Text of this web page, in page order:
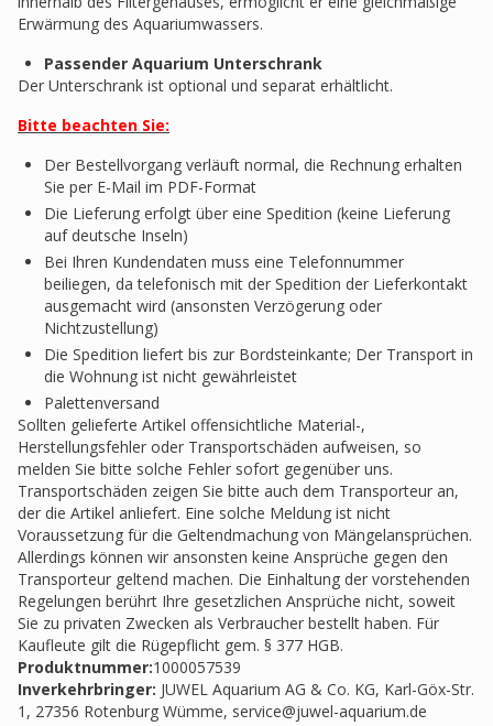
Erwärmung des Aquariumwassers.
Passender Aquarium Unterschrank
Der Unterschrank ist optional und separat erhältlicht.
Bitte beachten Sie:
Der Bestellvorgang verläuft normal, die Rechnung erhalten
Sie per E-Mail im PDF-Format
Die Lieferung erfolgt über eine Spedition (keine Lieferung
auf deutsche Inseln)
Bei Ihren Kundendaten muss eine Telefonnummer
beiliegen, da telefonisch mit der Spedition der Lieferkontakt
ausgemacht wird (ansonsten Verzögerung oder
Nichtzustellung)
Die Spedition liefert bis zur Bordsteinkante; Der Transport in
die Wohnung ist nicht gewährleistet
Palettenversand
Sollten gelieferte Artikel offensichtliche Material-,
Herstellungsfehler oder Transportschäden aufweisen, so
melden Sie bitte solche Fehler sofort gegenüber uns.
Transportschäden zeigen Sie bitte auch dem Transporteur an,
der die Artikel anliefert. Eine solche Meldung ist nicht
Voraussetzung für die Geltendmachung von Mängelansprüchen.
Allerdings können wir ansonsten keine Ansprüche gegen den
Transporteur geltend machen. Die Einhaltung der vorstehenden
Regelungen berührt Ihre gesetzlichen Ansprüche nicht, soweit
Sie zu privaten Zwecken als Verbraucher bestellt haben. Für
Kaufleute gilt die Rügepflicht gem. § 377 HGB.
Produktnummer:1000057539
Inverkehrbringer: JUWEL Aquarium AG & Co. KG, Karl-Göx-Str.
1, 27356 Rotenburg Wümme, service@juwel-aquarium.de